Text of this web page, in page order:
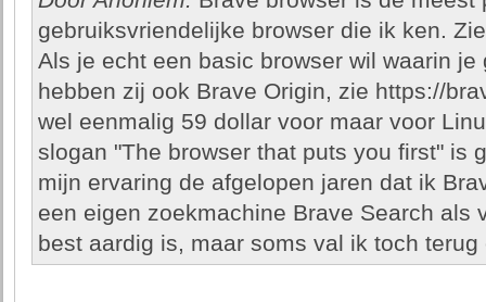
gebruiksvriendelijke browser die ik ken.
Als je echt een basic browser wil waarin
hebben zij ook Brave Origin, zie https://
wel eenmalig 59 dollar voor maar voor
slogan "The browser that puts you first" is
mijn ervaring de afgelopen jaren dat ik
een eigen zoekmachine Brave Search als
best aardig is, maar soms val ik toch terug